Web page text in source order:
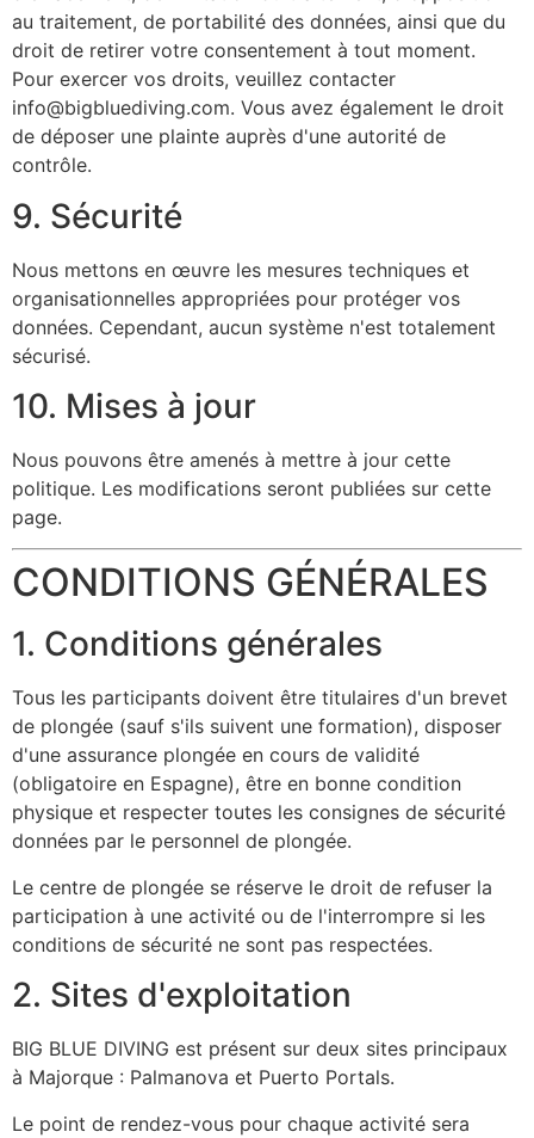
au traitement, de portabilité des données, ainsi que du
droit de retirer votre consentement à tout moment.
Pour exercer vos droits, veuillez contacter
info@bigbluediving.com. Vous avez également le droit
de déposer une plainte auprès d'une autorité de
contrôle.
9. Sécurité
Nous mettons en œuvre les mesures techniques et
organisationnelles appropriées pour protéger vos
données. Cependant, aucun système n'est totalement
sécurisé.
10. Mises à jour
Nous pouvons être amenés à mettre à jour cette
politique. Les modifications seront publiées sur cette
page.
CONDITIONS GÉNÉRALES
1. Conditions générales
Tous les participants doivent être titulaires d'un brevet
de plongée (sauf s'ils suivent une formation), disposer
d'une assurance plongée en cours de validité
(obligatoire en Espagne), être en bonne condition
physique et respecter toutes les consignes de sécurité
données par le personnel de plongée.
Le centre de plongée se réserve le droit de refuser la
participation à une activité ou de l'interrompre si les
conditions de sécurité ne sont pas respectées.
2. Sites d'exploitation
BIG BLUE DIVING est présent sur deux sites principaux
à Majorque : Palmanova et Puerto Portals.
Le point de rendez-vous pour chaque activité sera